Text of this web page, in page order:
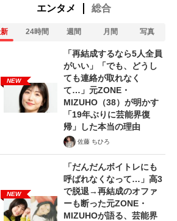
』倉本聰氏（91...
エンタメ 総合
24時間 週間 月間 写真
NEW
「再結成するなら5人全員
がいい」「でも、どうし
ても連絡が取れなく
て…」元ZONE・
MIZUHO（38）が明かす
「19年ぶりに芸能界復
帰」した本当の理由
佐藤 ちひろ
NEW
「だんだんボイトレにも
呼ばれなくなって…」高3
で脱退→再結成のオファ
ーも断った元ZONE・
MIZUHOが語る、芸能界